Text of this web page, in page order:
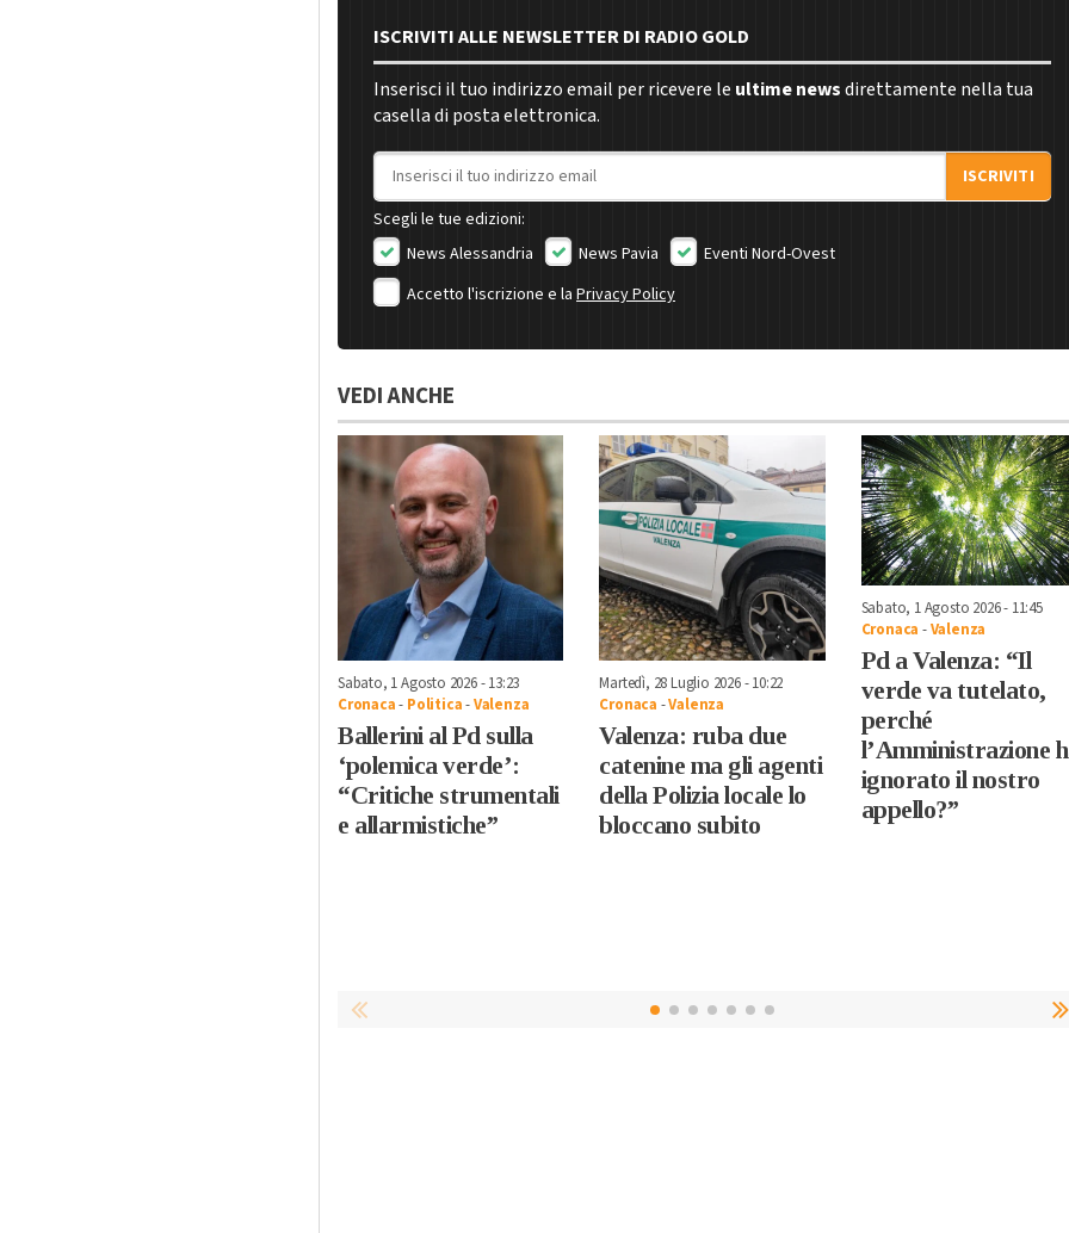
ISCRIVITI ALLE NEWSLETTER DI RADIO GOLD
Inserisci il tuo indirizzo email per ricevere le ultime newsdirettamente nella tua
casella di posta elettronica.
Indirizzo email
ISCRIVITI
Scegli le tue edizioni:
News Alessandria
News Pavia
Eventi Nord-Ovest
Accetto l'iscrizione e la Privacy Policy
VEDI ANCHE
Sabato, 1 Agosto 2026 - 13:23
Cronaca- Politica-Valenza
Ballerini al Pd sulla
‘polemica verde’:
“Critiche strumentali
e allarmistiche”
Martedì, 28 Luglio 2026 - 10:22
Cronaca -Valenza
Valenza: ruba due
catenine ma gli agenti
della Polizia locale lo
bloccano subito
Sabato, 1 Agosto 2026 - 11:45
Cronaca -Valenza
Pd a Valenza: “Il
verde va tutelato,
perché
l’Amministrazione
ignorato il nostro
appello?”